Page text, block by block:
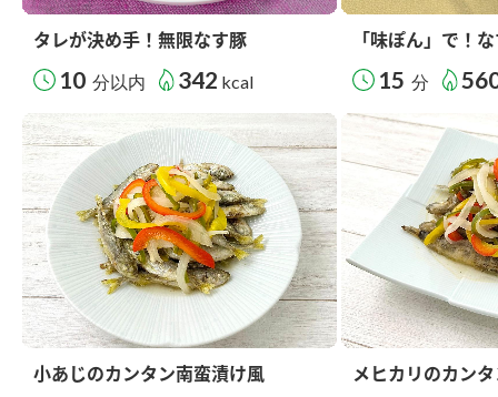
タレが決め手！無限なす豚
10 分以内 342 kcal
「味ぽん」で！
15 分
小あじのカンタン南蛮漬け風 メヒカリのカン